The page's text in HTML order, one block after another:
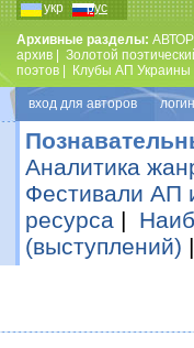
укр рус
Архивные разделы:
архив
Золотой
поэтов
Клубы АП Украины
вход для авторов
Аналитика
Фестивали АП
ресурса |
(выступлений)